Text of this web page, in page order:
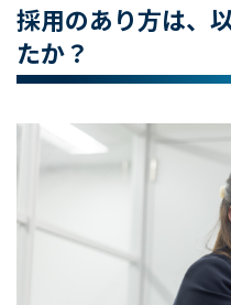
採用のあり方は、
たか？